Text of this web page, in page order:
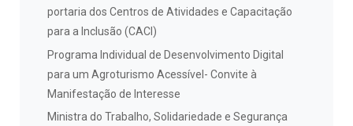
portaria dos Centros de Atividades e Capacitação
para a Inclusão (CACI)
Programa Individual de Desenvolvimento Digital
para um Agroturismo Acessível- Convite à
Manifestação de Interesse
Ministra do Trabalho, Solidariedade e Segurança